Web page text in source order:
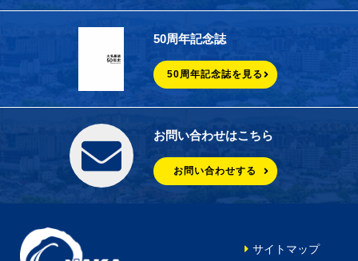
50周年記念誌
50周年記念誌を見る
お問い合わせはこちら
お問い合わせする
サイトマップ